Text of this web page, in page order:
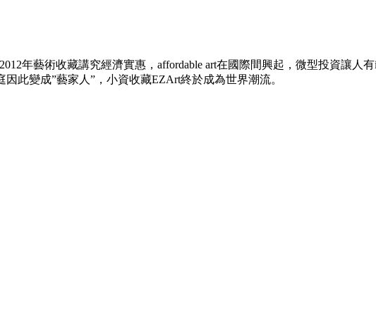
年藝術收藏講究經濟實惠，affordable art在國際間興起，微型投資讓人
此變成”藝家人”，小資收藏EZArt終於成為世界潮流。